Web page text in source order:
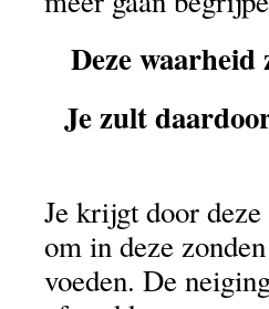
Deze
Je zult
Je krijgt door
om in deze
voeden. De